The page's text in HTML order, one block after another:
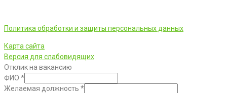
Политика обработки и защиты персональных данных
Карта сайта
Версия для слабовидящих
Отклик на вакансию
ФИО *
Желаемая должность *